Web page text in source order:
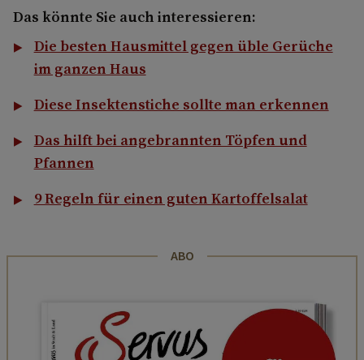
Das könnte Sie auch interessieren:
Die besten Hausmittel gegen üble Gerüche
im ganzen Haus
Diese Insektenstiche sollte man erkennen
Das hilft bei angebrannten Töpfen und
Pfannen
9 Regeln für einen guten Kartoffelsalat
ABO